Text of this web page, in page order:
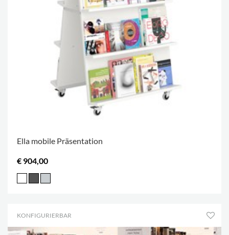
Ella mobile Präsentation
€ 904,00
KONFIGURIERBAR